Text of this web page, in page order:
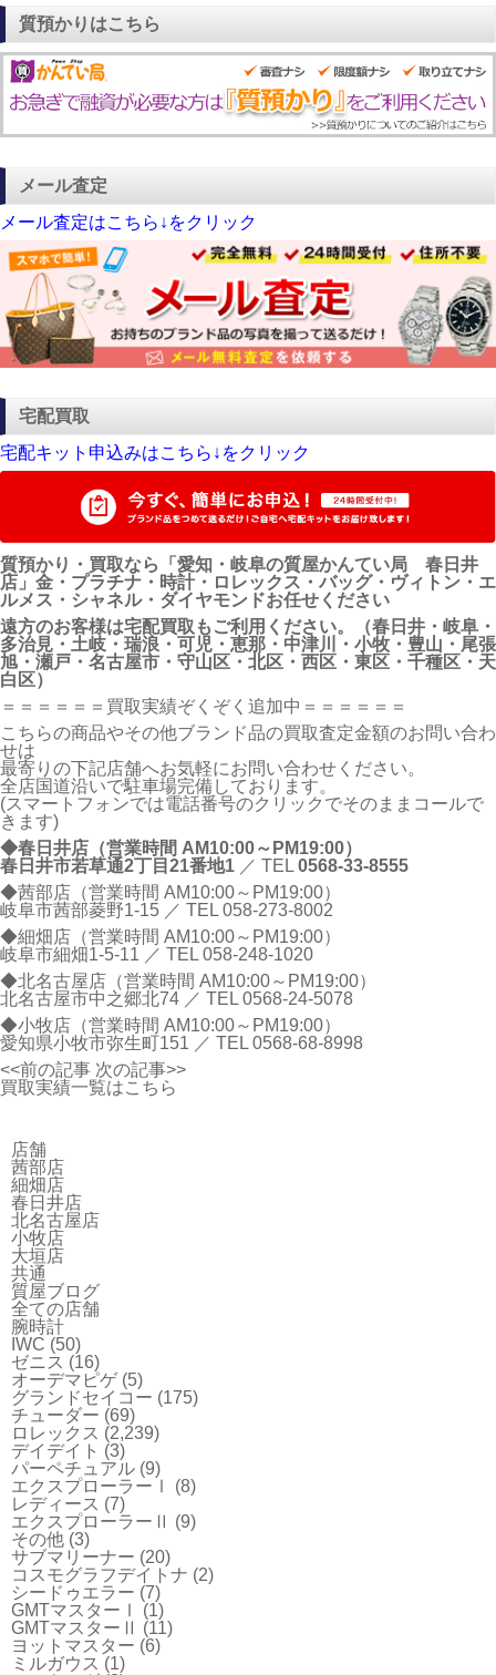
質預かりはこちら
メール査定
メール査定はこちら↓をクリック
宅配買取
宅配キット申込みはこちら↓をクリック
質預かり・買取なら「愛知・岐阜の質屋かんてい局 春日井
店」金・プラチナ・時計・ロレックス・バッグ・ヴィトン・エ
ルメス・シャネル・ダイヤモンドお任せください
遠方のお客様は宅配買取もご利用ください。（春日井・岐阜・
多治見・土岐・瑞浪・可児・恵那・中津川・小牧・豊山・尾張
旭・瀬戸・名古屋市・守山区・北区・西区・東区・千種区・天
白区）
＝＝＝＝＝＝買取実績ぞくぞく追加中＝＝＝＝＝＝
こちらの商品やその他ブランド品の買取査定金額のお問い合わ
せは
最寄りの下記店舗へお気軽にお問い合わせください。
全店国道沿いで駐車場完備しております。
(スマートフォンでは電話番号のクリックでそのままコールで
きます)
◆春日井店（営業時間 AM10:00～PM19:00）
春日井市若草通2丁目21番地1 ／ TEL 0568-33-8555
◆茜部店（営業時間 AM10:00～PM19:00）
岐阜市茜部菱野1-15 ／ TEL 058-273-8002
◆細畑店（営業時間 AM10:00～PM19:00）
岐阜市細畑1-5-11 ／ TEL 058-248-1020
◆北名古屋店（営業時間 AM10:00～PM19:00）
北名古屋市中之郷北74 ／ TEL 0568-24-5078
◆小牧店（営業時間 AM10:00～PM19:00）
愛知県小牧市弥生町151 ／ TEL 0568-68-8998
<<前の記事 次の記事>>
買取実績一覧はこちら
店舗
茜部店
細畑店
春日井店
北名古屋店
小牧店
大垣店
共通
質屋ブログ
全ての店舗
腕時計
IWC (50)
ゼニス (16)
オーデマピゲ(5)
グランドセイコー (175)
チューダー (69)
ロレックス (2,239)
デイデイト (3)
パーペチュアル (9)
エクスプローラーⅠ
(8)
レディース (7)
エクスプローラーⅡ (9)
その他 (3)
サブマリーナー (20)
コスモグラフデイトナ (2)
シードゥエラー (7)
GMTマスターⅠ
(1)
GMTマスターⅡ (11)
ヨットマスター (6)
ミルガウス (1)